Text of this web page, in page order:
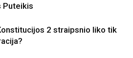
Puteikis
2 straipsnio liko tik